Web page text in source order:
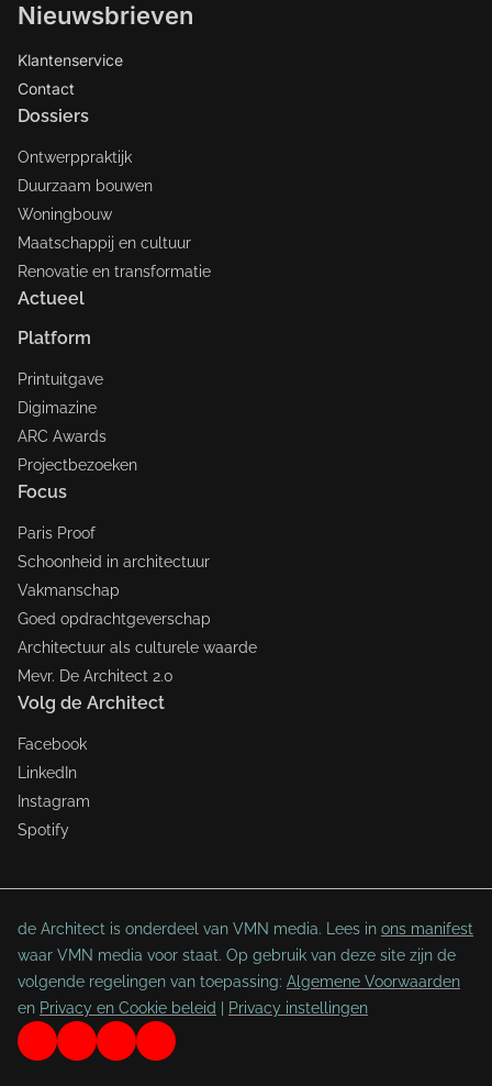
Nieuwsbrieven
Klantenservice
Contact
Dossiers
Ontwerppraktijk
Duurzaam bouwen
Woningbouw
Maatschappij en cultuur
Renovatie en transformatie
Actueel
Platform
Printuitgave
Digimazine
ARC Awards
Projectbezoeken
Focus
Paris Proof
Schoonheid in architectuur
Vakmanschap
Goed opdrachtgeverschap
Architectuur als culturele waarde
Mevr. De Architect 2.0
Volg de Architect
Facebook
LinkedIn
Instagram
Spotify
de Architect is onderdeel van VMN media. Lees in ons manifest
waar VMN media voor staat. Op gebruik van deze site zijn de
volgende regelingen van toepassing: Algemene Voorwaarden
en Privacy en Cookie beleid Privacy instellingen